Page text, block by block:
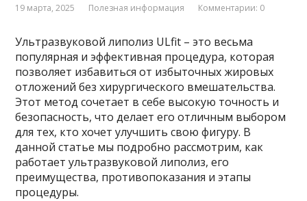
19 марта, 2025 Полезная информация Комментарии: 0
Ультразвуковой липолиз ULfit – это весьма
популярная и эффективная процедура, которая
позволяет избавиться от избыточных жировых
отложений без хирургического вмешательства.
Этот метод сочетает в себе высокую точность и
безопасность, что делает его отличным выбором
для тех, кто хочет улучшить свою фигуру. В
данной статье мы подробно рассмотрим, как
работает ультразвуковой липолиз, его
преимущества, противопоказания и этапы
процедуры.